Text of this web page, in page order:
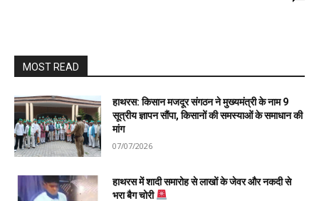
MOST READ
हाथरस: किसान मजदूर संगठन ने मुख्यमंत्री के नाम 9
सूत्रीय ज्ञापन सौंपा, किसानों की समस्याओं के समाधान की
मांग
07/07/2026
हाथरस में शादी समारोह से लाखों के जेवर और नकदी से
भरा बैग चोरी